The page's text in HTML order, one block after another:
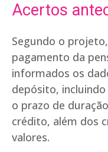
Acertos
Segundo o
pagamento da
informados os
depósito,
o prazo de
crédito, além dos
valores.